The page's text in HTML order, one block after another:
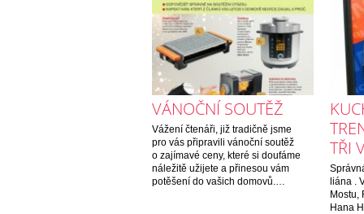
VÁNOČNÍ SOUTĚŽ
Vážení čtenáři, již tradičně jsme
pro vás připravili vánoční soutěž
o zajímavé ceny, které si doufáme
náležitě užijete a přinesou vám
potěšení do vašich domovů.…
TŘI
liána .
Mostu,
Hana